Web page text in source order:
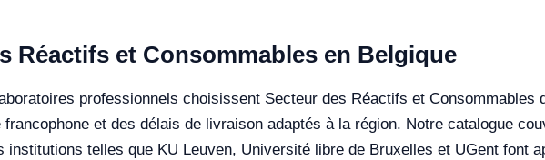
Réactifs et Consommables en Belgique
professionnels choisissent Secteur des Réactifs et Consommables
francophone et des délais de livraison adaptés à la région. Notre catalogue
institutions telles que KU Leuven, Université libre de Bruxelles et UGent font